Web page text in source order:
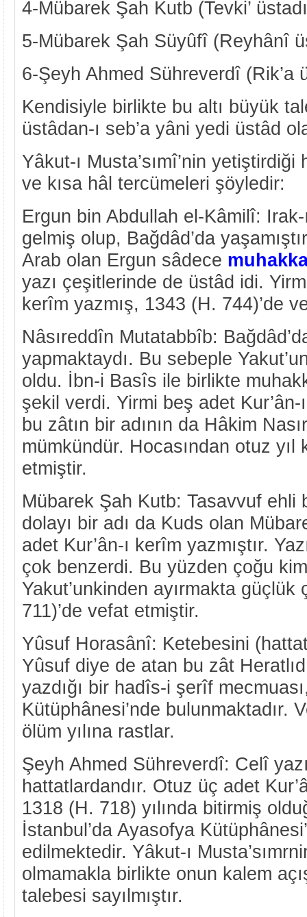
4-Mübarek Şah Kutb (Tevki’
5-Mübarek Şah Süyûfî (Reyhânî
6-Şeyh Ahmed Sühreverdî (Rik’a
Kendisiyle birlikte bu altı büyük
üstâdan-ı seb’a yâni yedi üstâd
Yâkut-ı Musta’sımî’nin yetiştirdiği
ve kısa hâl tercümeleri şöyledir:
Ergun bin Abdullah el-Kâmilî: Irak-
gelmiş olup, Bağdâd’da
Arab olan Ergun sâdece
yazı çeşitlerinde de üstâd idi.
kerîm yazmış, 1343 (H. 744)’de
Nâsıreddîn Mutatabbîb:
yapmaktaydı. Bu sebeple
oldu. İbn-i Basîs ile birlikte
şekil verdi. Yirmi beş adet Kur’ân-
bu zâtın bir adının da Hâkim
mümkündür. Hocasından otuz
etmiştir.
Mübarek Şah Kutb: Tasavvuf ehli
dolayı bir adı da Kuds olan
adet Kur’ân-ı kerîm yazmıştır.
çok benzerdi. Bu yüzden çoğu
Yakut’unkinden ayırmakta güçlük
711)’de vefat etmiştir.
Yûsuf Horasânî: Ketebesini
Yûsuf diye de atan bu zât
yazdığı bir hadîs-i şerîf
Kütüphânesi’nde bulunmaktadır.
ölüm yılına rastlar.
Şeyh Ahmed Sühreverdî: Celî
hattatlardandır. Otuz üç adet
1318 (H. 718) yılında bitirmiş
İstanbul’da Ayasofya
edilmektedir. Yâkut-ı
olmamakla birlikte onun kalem
talebesi sayılmıştır.